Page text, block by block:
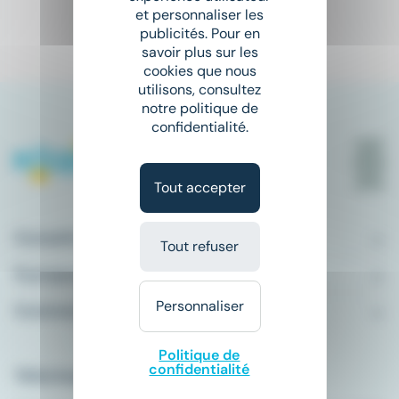
1
À propos
Comment ça marche ?
Télécharger l'application
et personnaliser les
publicités. Pour en
savoir plus sur les
cookies que nous
utilisons, consultez
notre politique de
confidentialité.
Tout accepter
Tout refuser
Personnaliser
Politique de
confidentialité